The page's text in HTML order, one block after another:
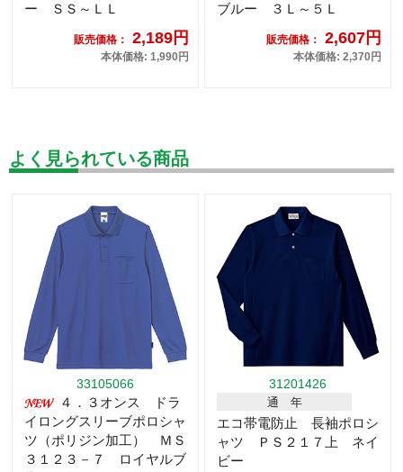
ー ＳＳ～ＬＬ
販売価格： 2,189円
本体価格: 1,990円
ブルー ３Ｌ～５Ｌ
販売価格： 2,607円
本体価格: 2,370円
よく見られている商品
33105066
４．３オンス ドラ
イロングスリーブポロシャ
ツ（ポリジン加工） ＭＳ
３１２３－７ ロイヤルブ
31201426
通 年
エコ帯電防止 長袖ポロシ
ャツ ＰＳ２１７上 ネイ
ビー